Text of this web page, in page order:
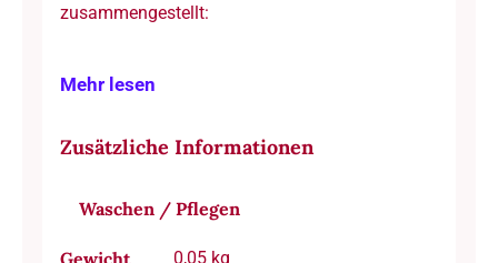
zusammengestellt:
Mehr lesen
Zusätzliche Informationen
Waschen / Pflegen
0,05 kg